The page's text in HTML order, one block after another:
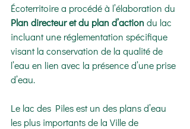
Écoterritoire a procédé à l’élaboration du
Plan directeur et du plan d’action du lac
incluant une réglementation spécifique
visant la conservation de la qualité de
l’eau en lien avec la présence d’une prise
d’eau.
Le lac des Piles est un des plans d’eau
les plus importants de la Ville de